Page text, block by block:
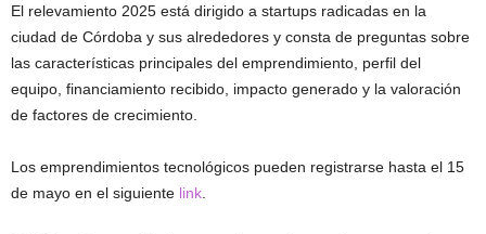
El relevamiento 2025 está dirigido a startups radicadas en la
ciudad de Córdoba y sus alrededores y consta de preguntas sobre
las características principales del emprendimiento, perfil del
equipo, financiamiento recibido, impacto generado y la valoración
de factores de crecimiento.
Los emprendimientos tecnológicos pueden registrarse hasta el 15
de mayo en el siguiente link